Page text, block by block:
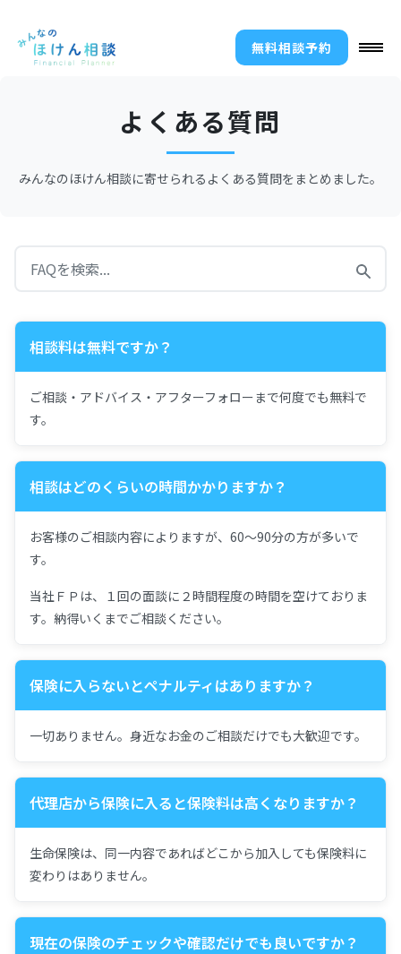
無料相談予約
よくある質問
みんなのほけん相談に寄せられるよくある質問をまとめました。
相談料は無料ですか？
ご相談・アドバイス・アフターフォローまで何度でも無料で
す。
相談はどのくらいの時間かかりますか？
お客様のご相談内容によりますが、60～90分の方が多いで
す。
当社ＦＰは、１回の面談に２時間程度の時間を空けておりま
す。納得いくまでご相談ください。
保険に入らないとペナルティはありますか？
一切ありません。身近なお金のご相談だけでも大歓迎です。
代理店から保険に入ると保険料は高くなりますか？
生命保険は、同一内容であればどこから加入しても保険料に
変わりはありません。
現在の保険のチェックや確認だけでも良いですか？